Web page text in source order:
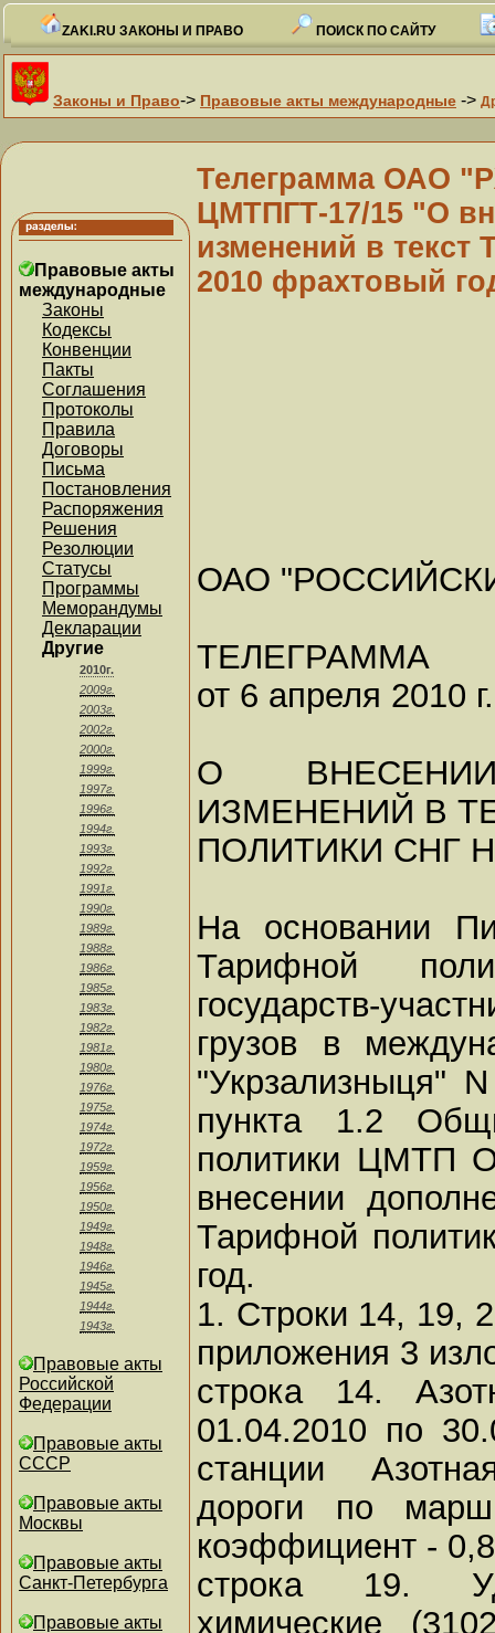
ZAKI.RU ЗАКОНЫ И ПРАВО ПОИСК ПО САЙТУ
Законы и Право-> Правовые акты международные ->
Правовые акты
международные
Законы
Кодексы
Конвенции
Пакты
Соглашения
Протоколы
Правила
Договоры
Письма
Постановления
Распоряжения
Решения
Резолюции
Статусы
Программы
Меморандумы
Декларации
Другие
2010г.
2009г.
2003г.
2002г.
2000г.
1999г.
1997г.
1996г.
1994г.
1993г.
1992г.
1991г.
1990г.
1989г.
1988г.
1986г.
1985г.
1983г.
1982г.
1981г.
1980г.
1976г.
1975г.
1974г.
1972г.
1959г.
1956г.
1950г.
1949г.
1948г.
1946г.
1945г.
1944г.
1943г.
Правовые акты
Российской
Федерации
Правовые акты
СССР
Правовые акты
Москвы
Правовые акты
Санкт-Петербурга
Правовые акты
Телеграмма ОАО
ЦМТПГТ-17/15 "О
изменений в
2010 фрахтовый
ОАО
ТЕЛЕГРАММА
от 6 апреля 2010
О
ИЗМЕНЕНИЙ В
ПОЛИТИКИ СНГ
На основании
Тарифной
государств-
грузов в
"Укрзализныця"
пункта 1.2
политики ЦМТП
внесении
Тарифной
год.
1. Строки 14, 19,
приложения 3
строка 14.
01.04.2010 по
станции
дороги по
коэффициент -
строка 19.
химические